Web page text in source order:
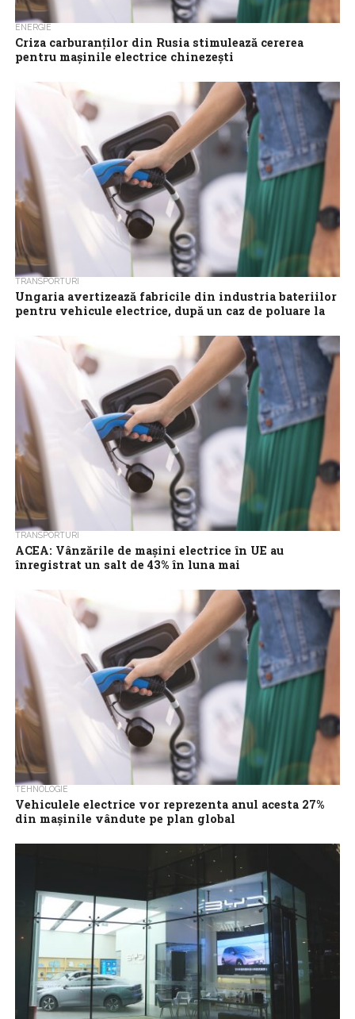
ENERGIE
Criza carburanţilor din Rusia stimulează cererea
pentru maşinile electrice chinezeşti
ucrainene asupra infrastructurii energetice ruse determină tot
mai mulţi şoferi ruşi să renunţe la...
TRANSPORTURI
Ungaria avertizează fabricile din industria bateriilor
pentru vehicule electrice, după un caz de poluare la
Guvernul ungar al noului premier Peter Magyar a amenințat că va
închide fabricile din industria bateriilor pentru vehicule electrice
care nu respectă...
TRANSPORTURI
ACEA: Vânzările de mașini electrice în UE au
înregistrat un salt de 43% în luna mai
Uniunea Europeană în luna mai, înmatriculările de autoturisme
înregistrând un avans...
TEHNOLOGIE
Vehiculele electrice vor reprezenta anul acesta 27%
din mașinile vândute pe plan global
vor fi electrice (EV), conform unui raport realizat de analiștii...